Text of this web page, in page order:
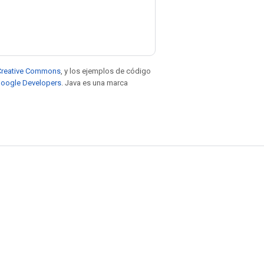
Commons , y los ejemplos de código
Developers . Java es una marca